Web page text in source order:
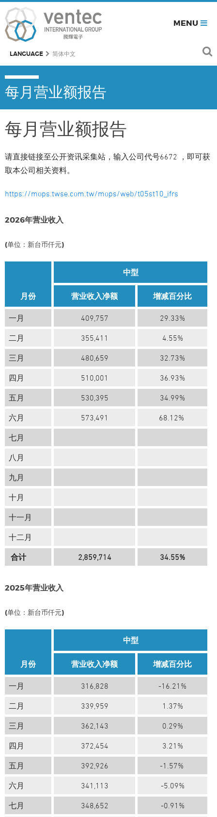
MENU
LANGUAGE 简体中文
每月营业额报告
每月营业额报告
请直接链接至公开资讯采集站，输入公司代号6672
，即可获
取本公司相关资料。
https://mops.twse.com.tw/mops/web/t05st10_ifrs
2026年营业收入
(单位：新台币仟元)
月份
中型
营业收入净额 增减百分比
一月 409,757 29.33%
二月 355,411 4 .55%
三月 480,659 32 .73%
四月 510 001 36.93%
五月 530 ,395 34.99%
六月 573 ,491 68.12%
七月
八月
九月
十月
十一月
十二月
合计 2,859,714 34.55%
2025年营业收入
(单位：新台币仟元)
月份
中型
营业收入净额 增减百分比
一月 316,828 -16.21%
二月 339,959 1.37%
三月 362,143 0.29%
四月 372,454 3.21%
五月 392,926 -1.57%
六月 341,113 -5.09%
七月 348,652 -0.91%